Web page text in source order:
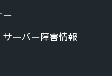
ー
ーバー障害情報